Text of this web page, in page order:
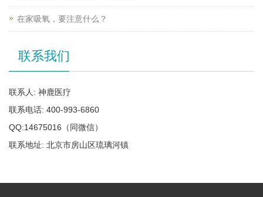
在家吸氧，要注意什么？
联系我们
联系人: 神鹿医疗
联系电话: 400-993-6860
QQ:14675016（同微信）
联系地址: 北京市房山区琉璃河镇